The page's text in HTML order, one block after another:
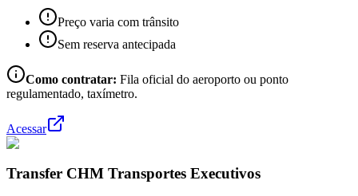
Preço varia com trânsito
Sem reserva antecipada
Como contratar: Fila oficial do aeroporto ou ponto
regulamentado, taxímetro.
Acessar
Transfer CHM Transportes Executivos